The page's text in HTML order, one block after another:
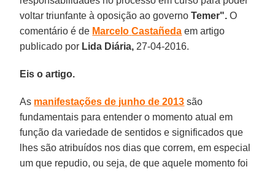
voltar triunfante à oposição ao governoTemer".O
comentário é de Marcelo Castañeda em artigo
publicado por Lida Diária, 27-04-2016.
Eis o artigo.
As manifestações de junho de 2013 são
fundamentais para entender o momento atual em
função da variedade de sentidos e significados que
lhes são atribuídos nos dias que correm, em especial
um que repudio, ou seja, de que aquele momento foi